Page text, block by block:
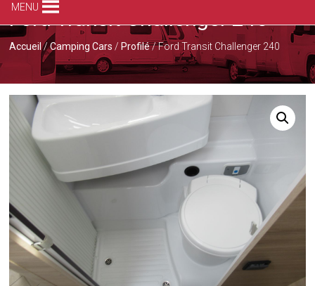
SPÉCIALISTE
CAMPING-
CAR
LA
CARAVANE
RENNES
MENU
Ford Transit Challenger 240
Accueil/Camping Cars / Profilé/ Ford Transit Challenger 240